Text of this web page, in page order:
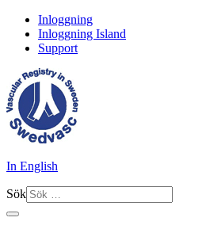
Inloggning
Inloggning Island
Support
In English
Sök